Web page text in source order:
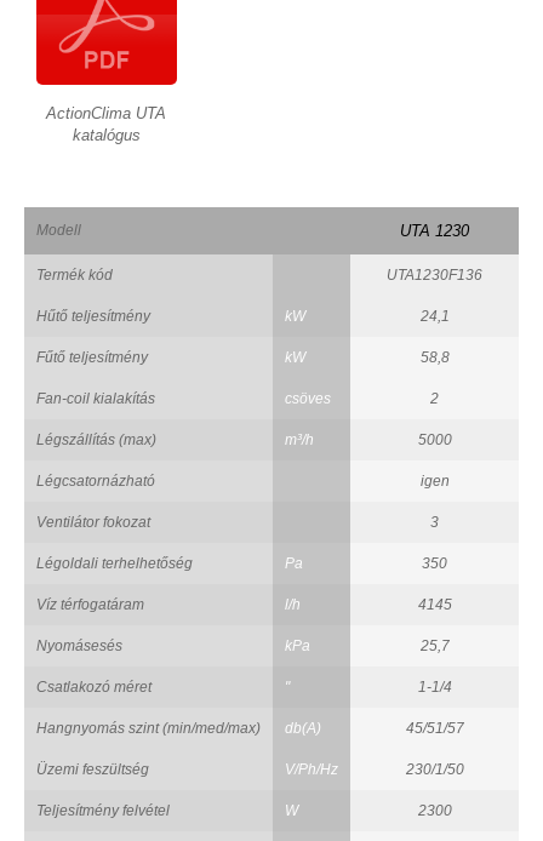
ActionClima UTA
katalógus
Modell UTA 1230
Termék kód UTA1230F136
Hűtő teljesítmény kW 24,1
Fűtő teljesítmény kW 58,8
Fan-coil kialakítás csöves 2
Légszállítás (max) m³/h 5000
Légcsatornázható igen
Ventilátor fokozat 3
Légoldali terhelhetőség Pa 350
Víz térfogatáram l/h 4145
Nyomásesés kPa 25,7
Csatlakozó méret " 1-1/4
Hangnyomás szint (min/med/max) db(A) 45/51/57
Üzemi feszültség V/Ph/Hz 230/1/50
Teljesítmény felvétel W 2300